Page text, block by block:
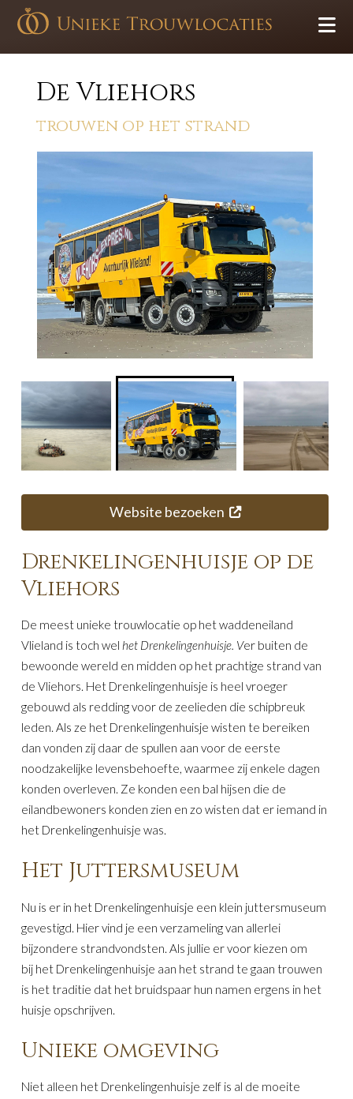
De Vliehors
trouwen op het strand
Website bezoeken
Drenkelingenhuisje op de
Vliehors
De meest unieke trouwlocatie op het waddeneiland
Vlieland is toch wel het Drenkelingenhuisje. Ver buiten de
bewoonde wereld en midden op het prachtige strand van
de Vliehors. Het Drenkelingenhuisje is heel vroeger
gebouwd als redding voor de zeelieden die schipbreuk
leden. Als ze het Drenkelingenhuisje wisten te bereiken
dan vonden zij daar de spullen aan voor de eerste
noodzakelijke levensbehoefte, waarmee zij enkele dagen
konden overleven. Ze konden een bal hijsen die de
eilandbewoners konden zien en zo wisten dat er iemand in
het Drenkelingenhuisje was.
Het Juttersmuseum
Nu is er in het Drenkelingenhuisje een klein juttersmuseum
gevestigd. Hier vind je een verzameling van allerlei
bijzondere strandvondsten. Als jullie er voor kiezen om
bij het Drenkelingenhuisje aan het strand te gaan trouwen
is het traditie dat het bruidspaar hun namen ergens in het
huisje opschrijven.
Unieke omgeving
Niet alleen het Drenkelingenhuisje zelf is al de moeite